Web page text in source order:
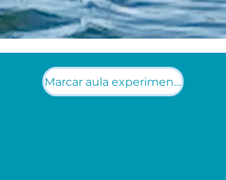
Marcar aula experimental